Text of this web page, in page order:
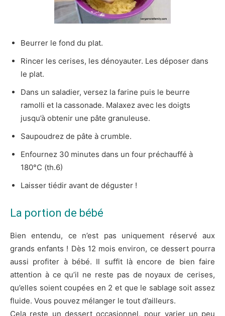
Beurrer le fond du plat.
Rincer les cerises, les dénoyauter. Les déposer dans
le plat.
Dans un saladier, versez la farine puis le beurre
ramolli et la cassonade. Malaxez avec les doigts
jusqu’à obtenir une pâte granuleuse.
Saupoudrez de pâte à crumble.
Enfournez 30 minutes dans un four préchauffé à
180°C (th.6)
Laisser tiédir avant de déguster !
La portion de bébé
Bien entendu, ce n’est pas uniquement réservé aux
grands enfants ! Dès 12 mois environ, ce dessert pourra
aussi profiter à bébé. Il suffit là encore de bien faire
attention à ce qu’il ne reste pas de noyaux de cerises,
qu’elles soient coupées en 2 et que le sablage soit assez
fluide. Vous pouvez mélanger le tout d’ailleurs.
Cela reste un dessert occasionnel, pour varier un peu